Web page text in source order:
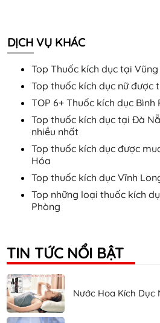
DỊCH VỤ KHÁC
Top Thuốc kích dục tại
Top thuốc kích dục nữ được
TOP 6+ Thuốc kích dục Bình
Top thuốc kích dục tại Đà
nhiều nhất
Top thuốc kích dục được
Hóa
Top thuốc kích dục Vĩnh
Top những loại thuốc kích
Phòng
TIN TỨC NỔI BẬT
Nước Hoa Kích Dục